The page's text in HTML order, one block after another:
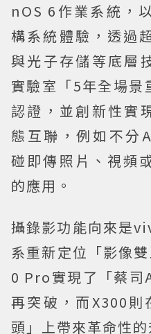
nOS 6作業系統，
構系統體驗，透過
與光子存儲等底層
實驗室「5年全場景
認證，並創新性實
態互聯，例如不
碰即傳照片、視頻
的應用。
攝錄影功能向來是
系重新定位「影像
0 Pro實現了「蔡司
再突破，而X300
頭」上帶來革命性的